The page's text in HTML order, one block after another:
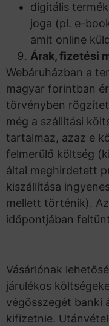
digitális
joga (pl. e-
amit online
Árak, fizetési
Webáruházban a
magyar forintban
törvényben
még a szállítási
tartalmaz, azaz e
felmerülő költség
által meghirdetett
kiszállítása
mellett történik).
időpontjában
Vásárlónak
járulékos
végösszegét banki
kifizetnie.